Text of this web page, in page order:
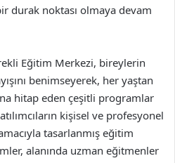
durak noktası olmaya devam
Eğitim Merkezi, bireylerin
benimseyerek, her yaştan
hitap eden çeşitli programlar
kişisel ve profesyonel
tasarlanmış eğitim
alanında uzman eğitmenler